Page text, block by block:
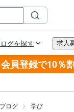
会員登録で10％
ブログ 学び